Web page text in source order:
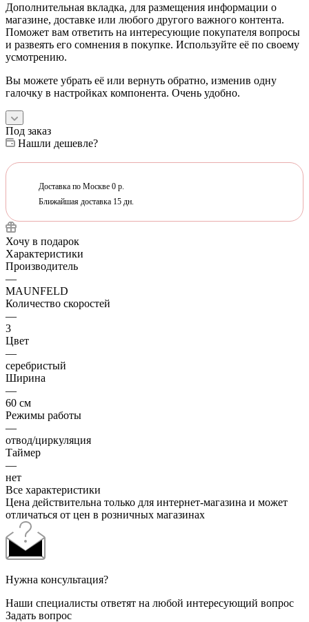
Дополнительная вкладка, для размещения информации о
магазине, доставке или любого другого важного контента.
Поможет вам ответить на интересующие покупателя вопросы
и развеять его сомнения в покупке. Используйте её по своему
усмотрению.
Вы можете убрать её или вернуть обратно, изменив одну
галочку в настройках компонента. Очень удобно.
Под заказ
Нашли дешевле?
Доставка по Москве 0 р.
Ближайшая доставка 15 дн.
Хочу в подарок
Характеристики
Производитель
—
MAUNFELD
Количество скоростей
—
3
Цвет
—
серебристый
Ширина
—
60 см
Режимы работы
—
отвод/циркуляция
Таймер
—
нет
Все характеристики
Цена действительна только для интернет-магазина и может
отличаться от цен в розничных магазинах
Нужна консультация?
Наши специалисты ответят на любой интересующий вопрос
Задать вопрос